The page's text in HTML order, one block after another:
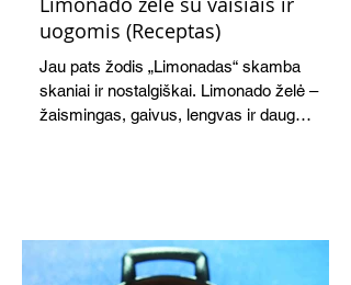
uogomis (Receptas)
Jau pats žodis „Limonadas“ skamba
skaniai ir nostalgiškai. Limonado želė –
žaismingas, gaivus, lengvas ir daug